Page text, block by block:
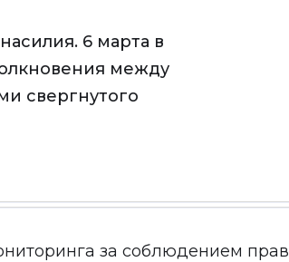
6 марта в
между
свергнутого
за соблюдением прав